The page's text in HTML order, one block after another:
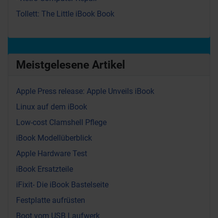
Meistgelesene Artikel
Apple Press release: Apple Unveils iBook
Linux auf dem iBook
Low-cost Clamshell Pflege
iBook Modellüberblick
Apple Hardware Test
iBook Ersatzteile
iFixit- Die iBook Bastelseite
Festplatte aufrüsten
Boot vom USB Laufwerk
Tollett: The Little iBook Book